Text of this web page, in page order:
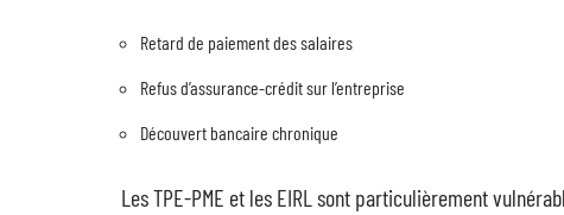
Retard de paiement des salaires
Refus d’assurance-crédit sur l’entreprise
Découvert bancaire chronique
Les TPE-PME et les EIRL sont particulièrement